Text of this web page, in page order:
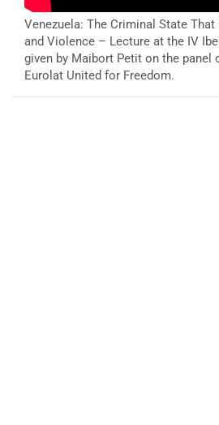
Venezuela: The Criminal State
and Violence – Lecture at the IV
given by Maibort Petit on the panel
Eurolat United for Freedom.